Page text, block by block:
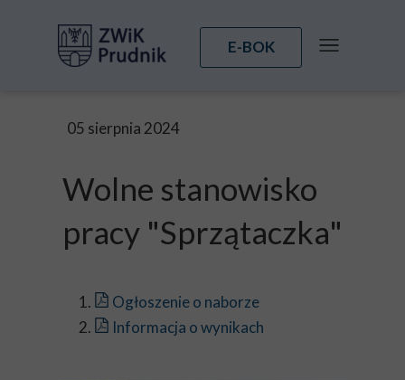
05 sierpnia 2024
Wolne stanowisko
pracy "Sprzątaczka"
Ogłoszenie o naborze
Informacja o wynikach
E-BOK